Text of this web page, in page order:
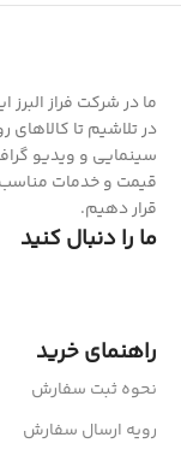
ما در شرکت فراز البرز
در تلاشیم تا کالاهای
سینمایی و ویدیو
قیمت و خدمات مناسب
قرار دهیم.
ما را دنبال کنید
راهنمای خرید
نحوه ثبت سفارش
رویه ارسال سفارش